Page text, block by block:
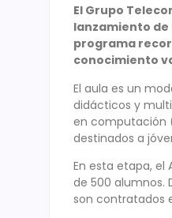
El Grupo
lanzamiento de
programa
conocimiento
El aula es un
didácticos y
en computación
destinados a
En esta etapa, el
de 500 alumnos.
son contratados